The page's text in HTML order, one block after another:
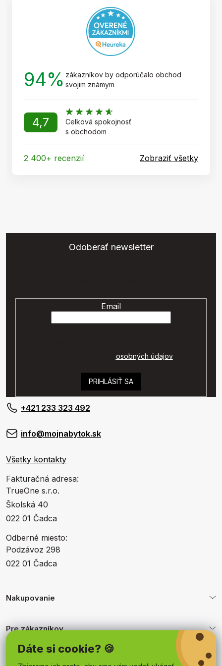
Dáte si cookie? 🍪
94% zákazníkov by odporúčalo obchod
svojim známym
4,7
Celková spokojnosť
s obchodom
2 400+ recenzií Zobraziť všetky
Odoberať newsletter
Email
osobných údajov.
PRIHLÁSIŤ SA
+421 233 323 492
info@mojnabytok.sk
Všetky kontakty
Fakturačná adresa:
TrueOne s.r.o.
Školská 40
022 01 Čadca
Odberné miesto:
Podzávoz 298
022 01 Čadca
Nakupovanie
Pre zákazníkov